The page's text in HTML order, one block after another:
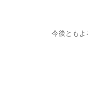
今後ともよ